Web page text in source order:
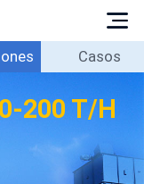
Casos
200 T/H